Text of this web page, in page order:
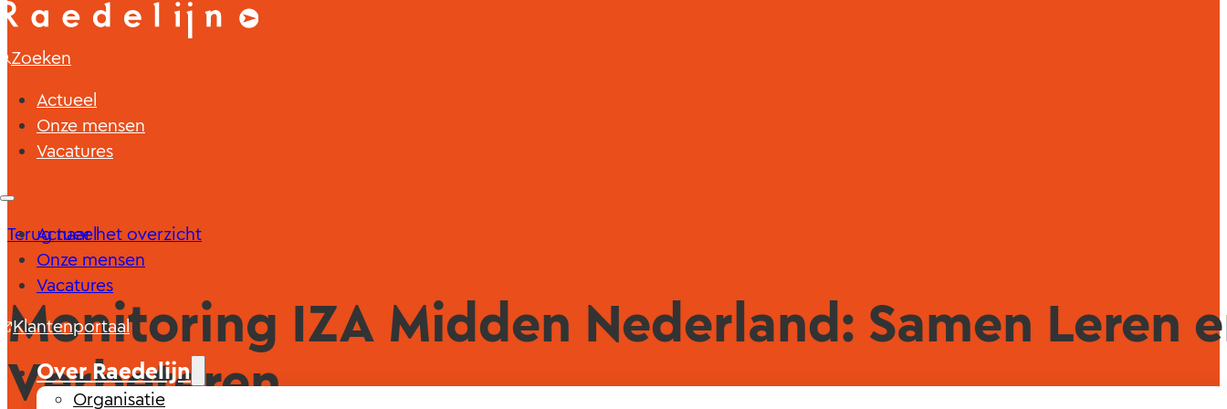
Zoeken
Actueel
Onze mensen
Vacatures
Actueel
Onze mensen
Vacatures
Klantenportaal
Over Raedelijn
Organisatie
Terug naar het overzicht
Monitoring IZA Midden Nederland: Samen Leren
Verbeteren